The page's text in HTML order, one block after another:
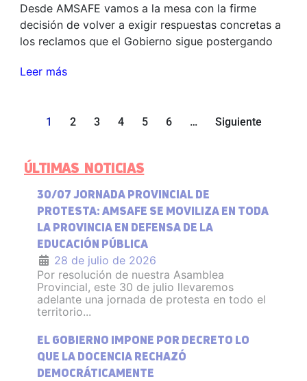
Desde AMSAFE vamos a la mesa con la firme
decisión de volver a exigir respuestas concretas a
los reclamos que el Gobierno sigue postergando
Leer más
1 2 3 4 5 6 … Siguiente
ÚLTIMAS NOTICIAS
30/07 JORNADA PROVINCIAL DE
PROTESTA: AMSAFE SE MOVILIZA EN TODA
LA PROVINCIA EN DEFENSA DE LA
EDUCACIÓN PÚBLICA
28 de julio de 2026
Por resolución de nuestra Asamblea
Provincial, este 30 de julio llevaremos
adelante una jornada de protesta en todo el
territorio...
EL GOBIERNO IMPONE POR DECRETO LO
QUE LA DOCENCIA RECHAZÓ
DEMOCRÁTICAMENTE